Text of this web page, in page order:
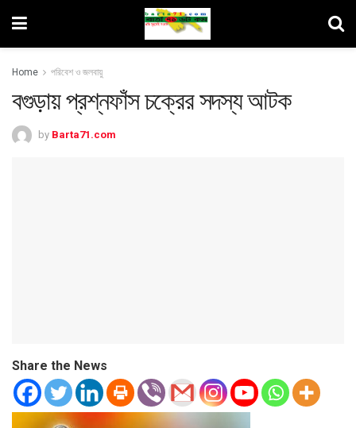
Home পরিবেশ ও জলবায়ু
বগুড়ায় প্রশ্নফাঁস চক্রের সদস্য আটক
by Barta71.com
Share the News